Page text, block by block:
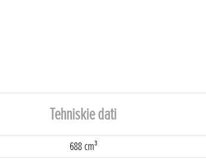
Tehniskie dati
688 cm³